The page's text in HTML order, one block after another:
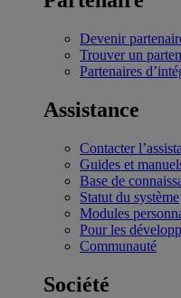
Devenir
Trouver un
Partenaires
Assistance
Contacter
Guides et
Base de
Statut du système
Modules
Pour les
Communauté
Société